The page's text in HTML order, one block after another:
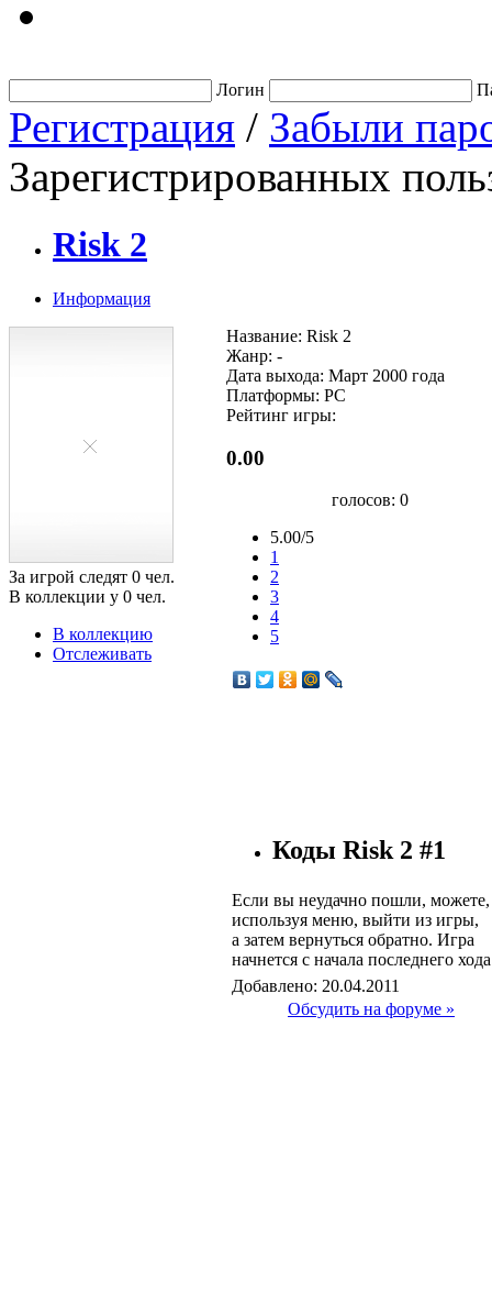
Логин
Регистрация / Забыли
Зарегистрированных
Risk 2
Информация
За игрой следят 0 чел.
В коллекции у 0 чел.
В коллекцию
Отслеживать
Название: Risk 2
Жанр: -
Дата выхода: Март 2000 года
Платформы: PC
Рейтинг игры:
0.00
голосов: 0
5.00/5
1
2
3
4
5
Коды Risk 2 #1
Если вы неудачно пошли, можете,
используя меню, выйти из игры,
а затем вернуться обратно. Игра
начнется с начала последнего
Добавлено: 20.04.2011
Обсудить на форуме »